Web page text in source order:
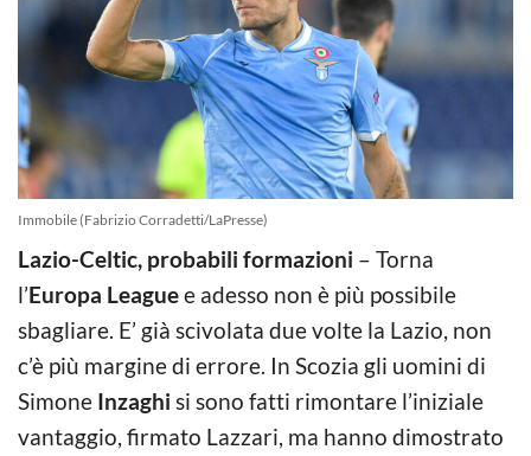
Immobile (Fabrizio Corradetti/LaPresse)
Lazio-Celtic, probabili formazioni – Torna
l’Europa Leaguee adesso non è più possibile
sbagliare. E’ già scivolata due volte la Lazio, non
c’è più margine di errore. In Scozia gli uomini di
Simone Inzaghi si sono fatti rimontare l’iniziale
vantaggio, firmato Lazzari, ma hanno dimostrato